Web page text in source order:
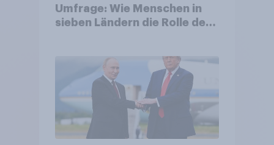
Umfrage: Wie Menschen in
sieben Ländern die Rolle der
Bedrohungen und Bündnisse
bewerten